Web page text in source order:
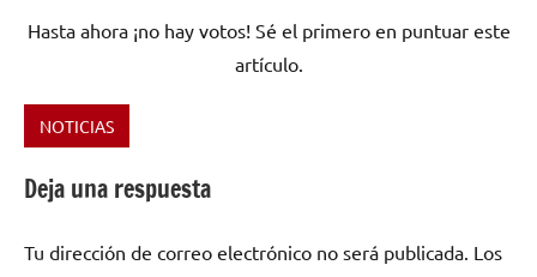
Hasta ahora ¡no hay votos! Sé el primero en puntuar este
artículo.
Etiquetado
Azkena
Festival,
NOTICIAS
Deja una respuesta
Tu dirección de correo electrónico no será publicada. Los